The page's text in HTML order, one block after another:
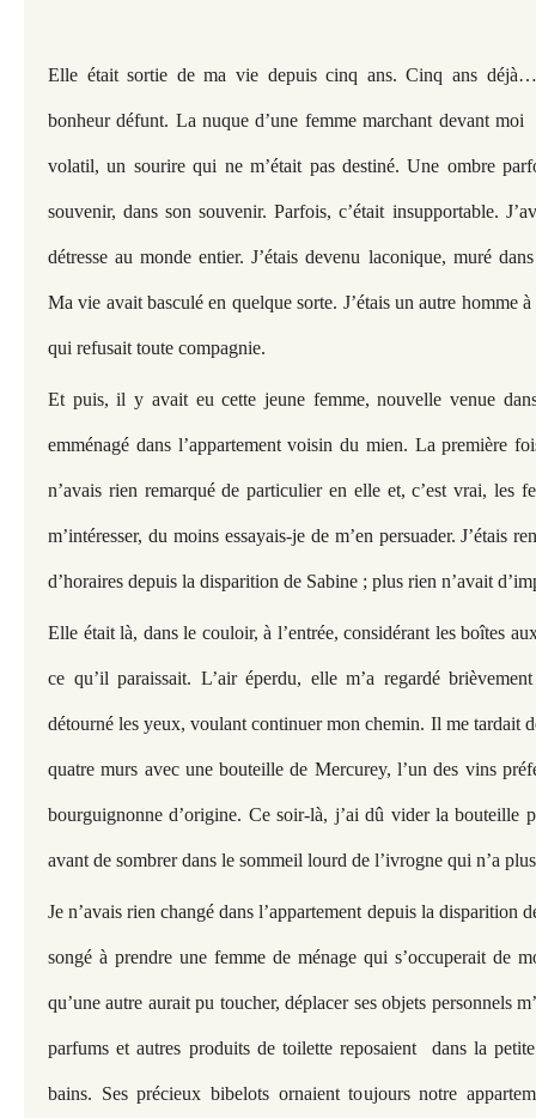
Elle était sortie de ma vie depuis cinq ans. Cinq ans
bonheur défunt. La nuque d’une femme marchant devant
volatil, un sourire qui ne m’était pas destiné. Une ombre
souvenir, dans son souvenir. Parfois, c’était insupportable.
détresse au monde entier. J’étais devenu laconique, muré
Ma vie avait basculé en quelque sorte. J’étais un autre homme
qui refusait toute compagnie.
Et puis, il y avait eu cette jeune femme, nouvelle venue
emménagé dans l’appartement voisin du mien. La première
n’avais rien remarqué de particulier en elle et, c’est vrai, les
m’intéresser, du moins essayais-je de m’en persuader. J’étais
d’horaires depuis la disparition de Sabine ; plus rien n’avait
Elle était là, dans le couloir, à l’entrée, considérant les boîtes
ce qu’il paraissait. L’air éperdu, elle m’a regardé
détourné les yeux, voulant continuer mon chemin. Il me tardait
quatre murs avec une bouteille de Mercurey, l’un des vins
bourguignonne d’origine. Ce soir-là, j’ai dû vider la bouteille
avant de sombrer dans le sommeil lourd de l’ivrogne qui n’a
Je n’avais rien changé dans l’appartement depuis la disparition
songé à prendre une femme de ménage qui s’occuperait de
qu’une autre aurait pu toucher, déplacer ses objets personnels
parfums et autres produits de toilette reposaient dans la
bains. Ses précieux bibelots ornaient toujours notre